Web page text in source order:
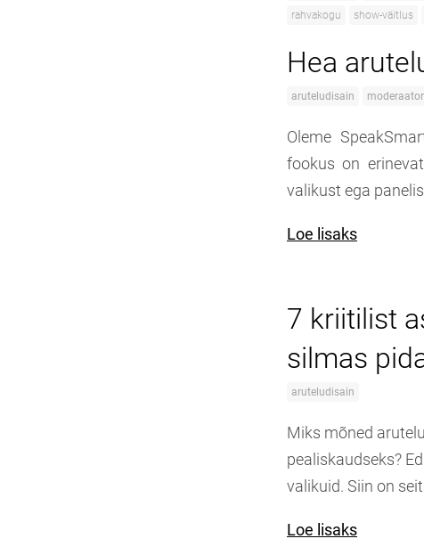
rahvakogu
show-väitlus
Hea
aruteludisain moderaator
Oleme
fookus on
valikust ega
Loe lisaks
7 kriitilist
silmas
aruteludisain
Miks mõned
pealiskaudseks?
valikuid. Siin on
Loe lisaks